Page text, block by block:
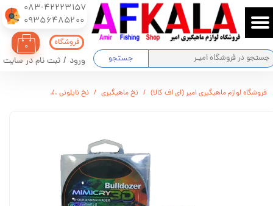
083-42223157
​​​​​​​09356485200
جستجو
۰
ورود / ثبت نام در سایت
حساب کاربری من
تغییر گذر واژه
فروشگاه
فروشگاه لوازم ماهیگیری امیر (ای اف کالا) نخ ماهیگیری نخ نایلونی